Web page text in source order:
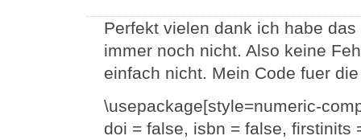
Perfekt vielen dank ich habe
immer noch nicht. Also keine
einfach nicht. Mein Code fuer
\usepackage[style=numeric-
doi = false, isbn = false, firstinits